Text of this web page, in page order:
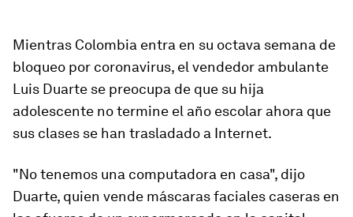
Mientras Colombia entra en su octava semana de
bloqueo por coronavirus, el vendedor ambulante
Luis Duarte se preocupa de que su hija
adolescente no termine el año escolar ahora que
sus clases se han trasladado a Internet.
"No tenemos una computadora en casa", dijo
Duarte, quien vende máscaras faciales caseras en